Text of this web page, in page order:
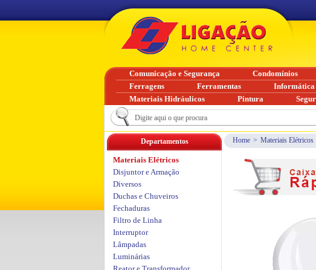
Home > Materiais Elétricos
Departamentos
Materiais Elétricos
Disjuntor e Armação
Diversos
Duchas e Chuveiros
Fechaduras
Filtro de Linha
Interruptor
Lâmpadas
Luminárias
Comunicação e Segurança Condomínios
Ferragens
Ferramentas Informática
Materiais Hidráulicos
Pintura